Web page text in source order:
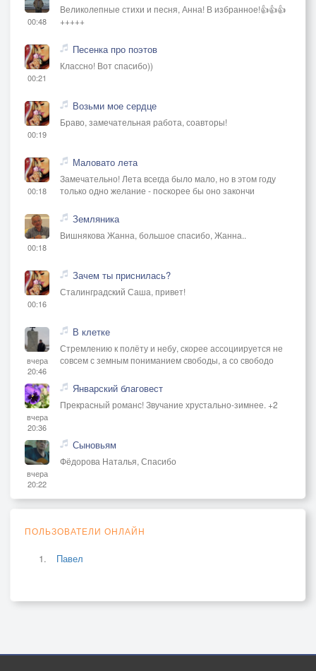
00:48
Великолепные стихи и песня, Анна! В избранное!👍👍👍
+++++
00:21
Песенка про поэтов
Классно! Вот спасибо))
00:19
Возьми мое сердце
Браво, замечательная работа, соавторы!
00:18
Маловато лета
Замечательно! Лета всегда было мало, но в этом году
только одно желание - поскорее бы оно закончи
00:18
Земляника
Вишнякова Жанна, большое спасибо, Жанна..
00:16
Зачем ты приснилась?
Сталинградский Саша, привет!
вчера
20:46
В клетке
Стремлению к полёту и небу, скорее ассоциируется не
совсем с земным пониманием свободы, а со свободо
вчера
20:36
Январский благовест
Прекрасный романс! Звучание хрустально-зимнее. +2
вчера
20:22
Сыновьям
Фёдорова Наталья, Спасибо
ПОЛЬЗОВАТЕЛИ ОНЛАЙН
Павел